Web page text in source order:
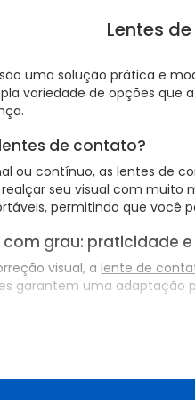
Lentes
uma solução prática e
variedade de opções que
de contato?
ou contínuo, as lentes de
seu visual com muito
permitindo que você
grau: praticidade
visual, alente de
garantem uma adaptação
colorida: estilo e
que tal transformar o seu
permite que essas